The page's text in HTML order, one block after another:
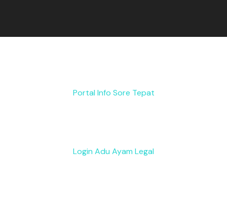
Portal Info Sore Tepat
Login Adu Ayam Legal